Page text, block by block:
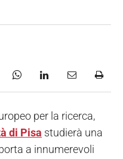
per la ricerca,
di Pisa studierà una
a innumerevoli